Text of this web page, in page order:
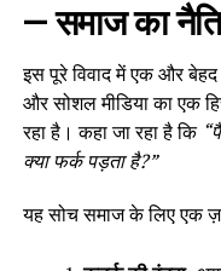
— समाज का
इस पूरे विवाद में एक और
और सोशल मीडिया का एक
रहा है। कहा जा रहा है कि
क्या फर्क पड़ता है?”
यह सोच समाज के लिए एक